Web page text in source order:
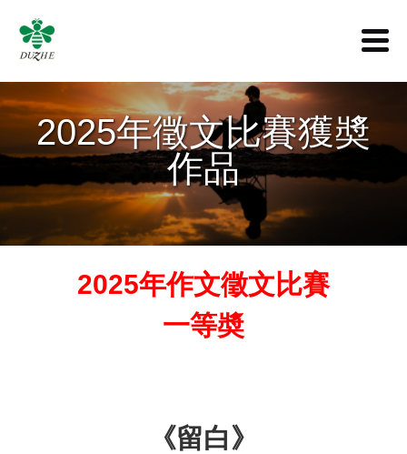
2025年徵文比賽獲奬
作品
2025年作文徵文比賽
一等奬
《留白》